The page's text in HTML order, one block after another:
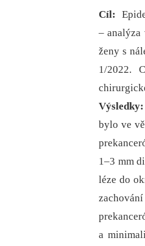
Cíl:
–⁠ analýza
ženy s
1/2022.
Výsledky:
bylo ve
1–3 mm
léze do
a